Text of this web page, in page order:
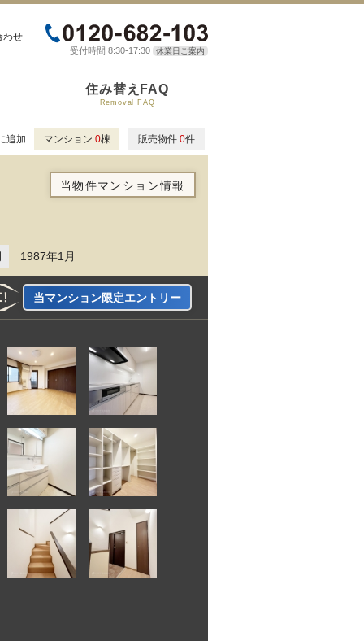
受付時間 8:30-17:30 休業日ご案内
住み替えFAQ
Removal FAQ
わせ
追加 マンション 0棟 販売物件 0件
当物件マンション情報
1987年1月
当マンション限定エントリー